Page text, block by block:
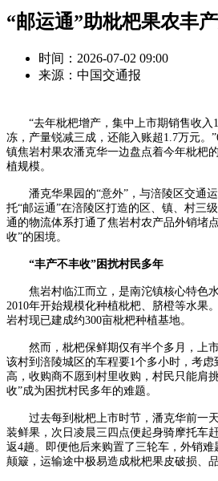
“邮运通”助枇杷果农丰
时间：2026-07-02 09:00
来源：中国交通报
“去年枇杷增产，集中上市期销售收入
冻，产量锐减三成，还能入账超1.7万元。
镇焦岩村果农潘克华一边盘点着今年枇杷
植规模。
潘克华果园的“意外”，与涪陵区交通运
托“邮运通”在涪陵区打造的区、镇、村三
通的物流体系打通了焦岩村农产品外销堵
收”的困境。
“丰产不丰收”困扰村民多年
焦岩村临江而立，是南沱镇核心特色水
2010年开始规模化种植枇杷、脐橙等水果
岩村现已建成约300亩枇杷种植基地。
然而，枇杷保鲜期仅有半个多月，上市
该村到涪陵城区的车程要1个多小时，考
高，收购商不愿到村里收购，村民只能肩
收”成为困扰村民多年的难题。
过去每到枇杷上市时节，潘克华前一天
装鲜果，次日凌晨三四点便起身骑摩托车
返4趟。即便他后来购置了三轮车，外销
颠簸，运输途中极易造成枇杷果皮破损、